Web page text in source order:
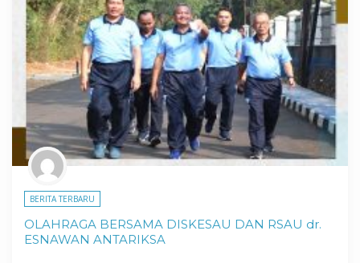
BERITA TERBARU
OLAHRAGA BERSAMA DISKESAU DAN RSAU dr.
ESNAWAN ANTARIKSA